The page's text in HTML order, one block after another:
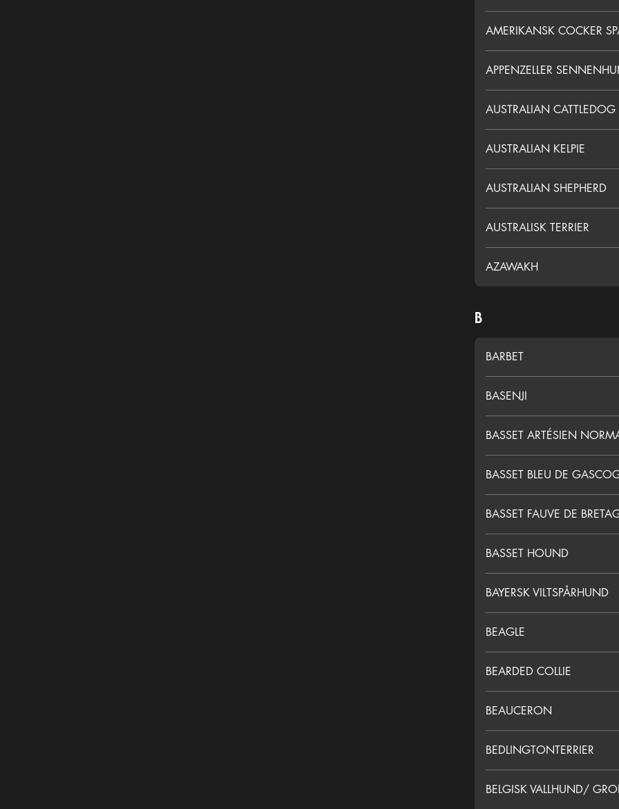
AMERIKANSK COCKER
APPENZELLER
AUSTRALIAN CATTLEDOG
AUSTRALIAN KELPIE
AUSTRALIAN SHEPHERD
AUSTRALISK TERRIER
AZAWAKH
B
BARBET
BASENJI
BASSET ARTÉSIEN
BASSET BLEU DE
BASSET FAUVE DE
BASSET HOUND
BAYERSK VILTSPÅRHUND
BEAGLE
BEARDED COLLIE
BEAUCERON
BEDLINGTONTERRIER
BELGISK VALLHUND/